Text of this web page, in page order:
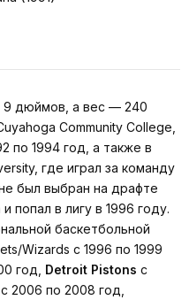
9 дюймов, а вес — 240
Community College,
по 1994 год, а также в
где играл за команду
был выбран на драфте
попал в лигу в 1996 году.
баскетбольной
Wizards с 1996 по 1999
год, Detroit Pistons с
2006 по 2008 год,